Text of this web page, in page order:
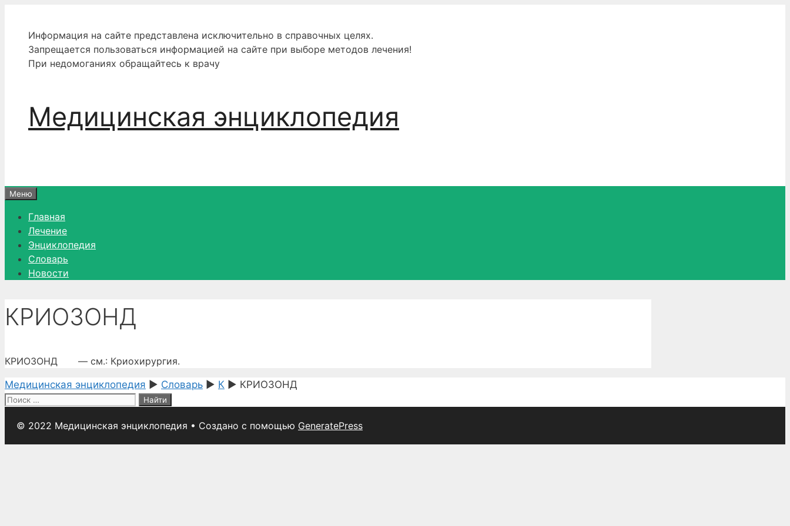
содержимому
Информация на сайте представлена исключительно в справочных целях.
Запрещается пользоваться информацией на сайте при выборе методов лечения!
При недомоганиях обращайтесь к врачу
Медицинская энциклопедия
Меню
Главная
Лечение
Энциклопедия
Словарь
Новости
КРИОЗОНД
КРИОЗОНД — см.: Криохирургия.
Медицинская энциклопедия ► Словарь ► К ► КРИОЗОНД
Поиск:
© 2022 Медицинская энциклопедия • Создано с помощью GeneratePress